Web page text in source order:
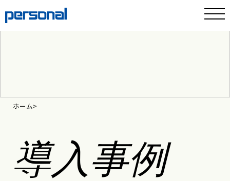
ホーム
導入事例